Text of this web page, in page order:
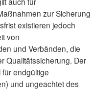
zur Sicherung
existieren jedoch
von
und Verbänden, die
Qualitätssicherung. Der
endgültige
und ungeachtet des